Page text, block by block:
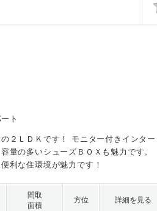
ト
２ＬＤＫです！ モニター付きインター
量の多いシューズＢＯＸも魅力です。
利な住環境が魅力です！
間取
面積
方位 詳細を見る